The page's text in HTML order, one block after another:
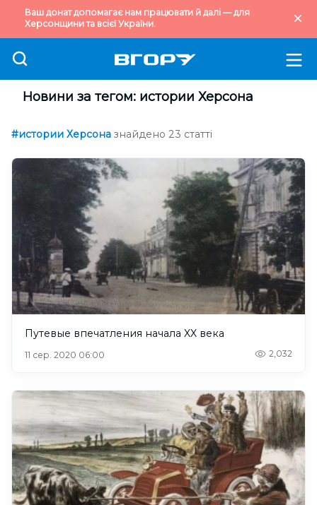
Ваш донат допомагає нам працювати й далі — для
Херсонщини та всієї України.
Новини за тегом: истории Херсона
#истории Херсона знайдено 23 статті
Путевые впечатления начала XX века
11 сер. 2020 06:00 2,032